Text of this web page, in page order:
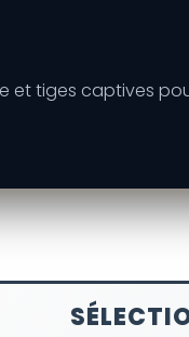
et tiges captives